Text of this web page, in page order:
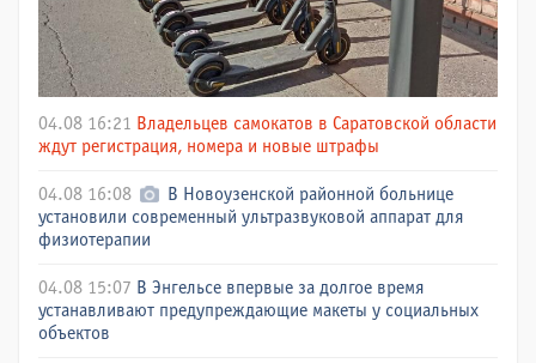
04.08 16:21 Владельцев самокатов в Саратовской области
ждут регистрация, номера и новые штрафы
04.08 16:08
В Новоузенской районной больнице
установили современный ультразвуковой аппарат для
физиотерапии
04.08 15:07 В Энгельсе впервые за долгое время
устанавливают предупреждающие макеты у социальных
объектов